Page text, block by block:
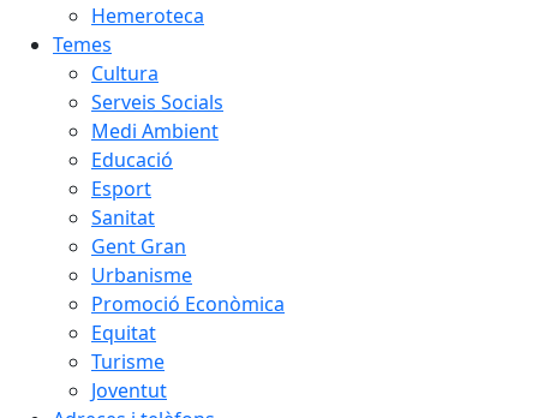
Hemeroteca
Temes
Cultura
Serveis Socials
Medi Ambient
Educació
Esport
Sanitat
Gent Gran
Urbanisme
Promoció Econòmica
Equitat
Turisme
Joventut